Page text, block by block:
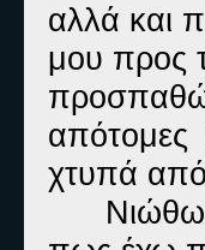
αλλά και
μου προς
απότομες
χτυπά
Νιώθω